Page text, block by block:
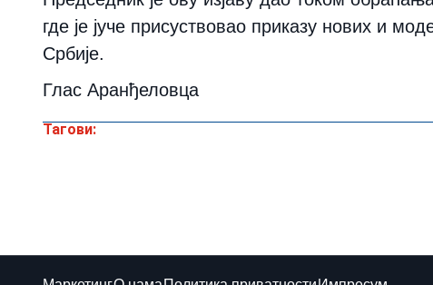
где је јуче присуствовао приказу нових и
Србије.
Глас Аранђеловца
Тагови: